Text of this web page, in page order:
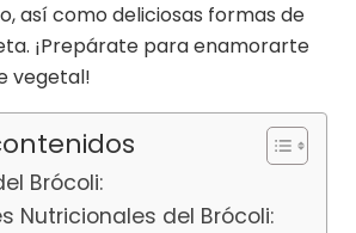
así como deliciosas formas de
¡Prepárate para enamorarte
vegetal!
Brócoli:
Nutricionales del Brócoli: